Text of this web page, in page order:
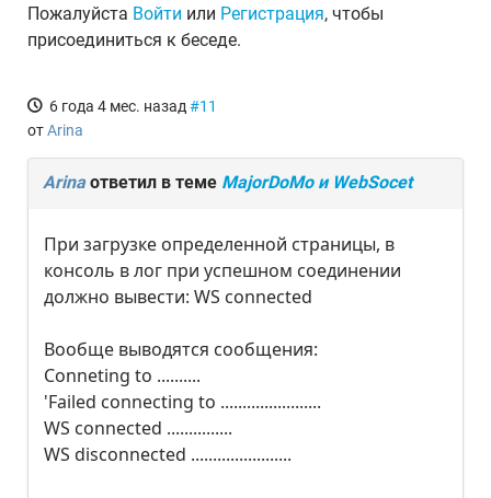
Пожалуйста Войти или Регистрация, чтобы
присоединиться к беседе.
6 года 4 мес. назад #11
отArina
Arinaответил в теме MajorDoMo и WebSocet
При загрузке определенной страницы, в
консоль в лог при успешном соединении
должно вывести: WS connected
Вообще выводятся сообщения:
Conneting to ..........
'Failed connecting to .......................
WS connected ...............
WS disconnected .......................